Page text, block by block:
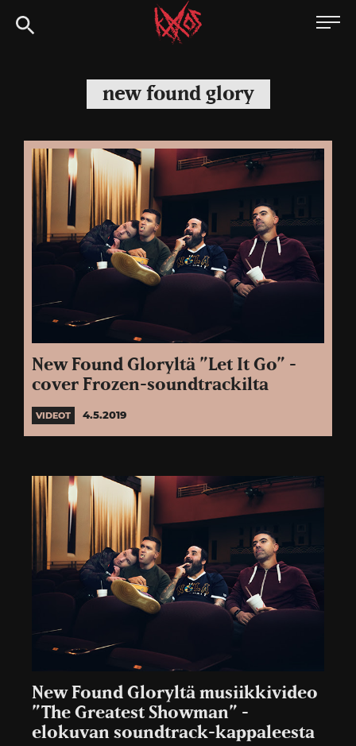
Siirry
suoraan
Kaaoszine
new found glory
New Found Gloryltä ”Let It Go” -
cover Frozen-soundtrackilta
VIDEOT 4.5.2019
New Found Gloryltä musiikkivideo
”The Greatest Showman” -
elokuvan soundtrack-kappaleesta